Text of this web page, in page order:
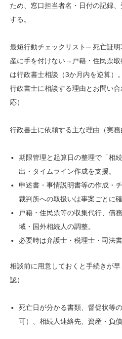
ため、窓口担当者名・日付の記録
する。
最短行動チェックリスト─ 死亡証
産に手を付けない→戸籍・住民票
は行政書士相談（3か月内を逆算）。
行政書士に相談する理由とお問い
応）
行政書士に依頼する主な理由（実務
期限管理と起算日の整理で「相
出・タイムライン作成を支援。
申述書・事情説明書等の作成・
裁判所への取扱いは事案ごとに確
戸籍・住民票等の収集代行、債
域・国外相続人の調整。
必要時は弁護士・税理士・司法書
相談前に用意しておくと手続きが
認）
死亡日が分かる書類、督促状等
可）、相続人連絡先、資産・負債